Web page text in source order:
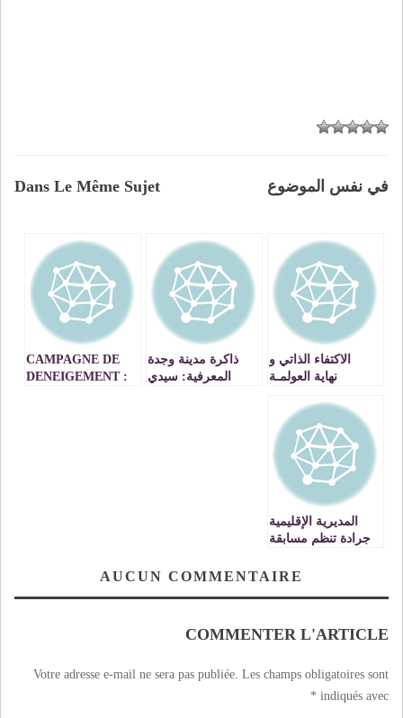
Dans Le Même Sujet في نفس الموضوع
الاكتفاء الذاتي و
نهاية العولمـة
ذاكرة مدينة وجدة
المعرفية: سيدي
CAMPAGNE DE
DENEIGEMENT :
المديرية الإقليمية
جرادة تنظم مسابقة
بعد في مجال إنتاجAUCUN COMMENTAIRE
COMMENTER L'ARTICLE
Votre adresse e-mail ne sera pas publiée. Les champs obligatoires sont
indiqués avec
*